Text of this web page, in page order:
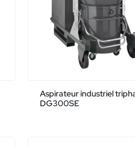
Aspirateur industriel
DG300SE